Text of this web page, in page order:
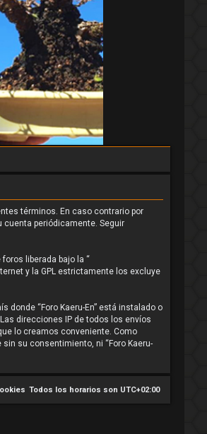
términos. En caso contrario por
cuenta periódicamente. Seguir
foros liberada bajo la “
y la GPL estrictamente los excluye
“Foro Kaeru-En” está instalado o
direcciones IP de todos los envíos
lo creamos conveniente. Como
su consentimiento, ni “Foro Kaeru-
Todos los horarios son UTC+02:00